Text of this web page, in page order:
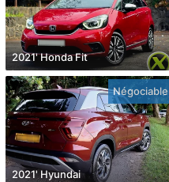
2021' Honda Fit
Négociable
2021' Hyundai